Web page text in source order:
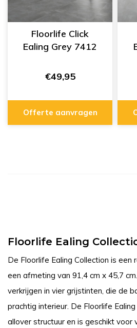
Floorlife Click
Ealing Grey 7412
€49,95
Offerte aanvragen
Floorlife Ealing
De Floorlife Ealing Collection is
een afmeting van 91,4 cm x 45,7
verkrijgen in vier grijstinten, die de
prachtig interieur. De Floorlife
allover structuur en is geschikt voor